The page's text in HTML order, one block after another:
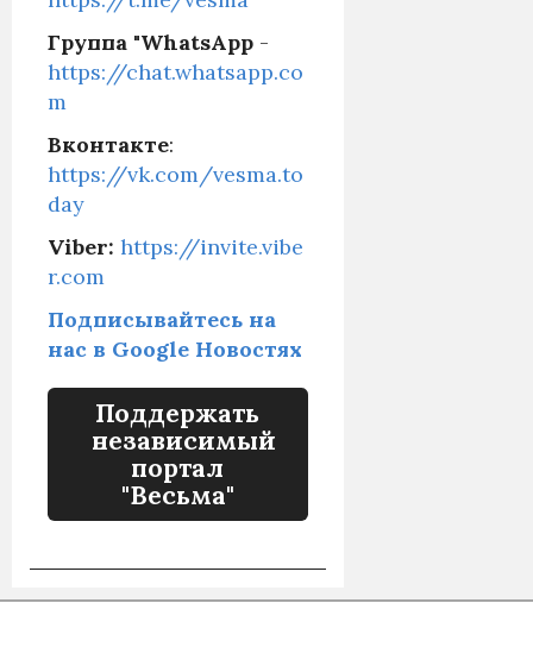
Группа "WhatsApp -
https://chat.whatsapp.co
m
Вконтакте:
https://vk.com/vesma.to
day
Viber: https://invite.vibe
r.com
Подписывайтесь на
нас в Google Новостях
Поддержать
независимый
портал
"Весьма"